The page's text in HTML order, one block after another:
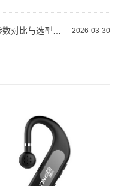
2026-03-30
无线讲解器哪款好？E8/K8/R8核心参数对比与选型指南